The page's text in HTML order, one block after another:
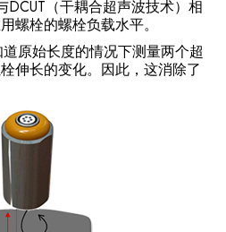
DCUT（干耦合超声波技术）相
螺栓的螺栓负载水平。
原始长度的情况下测量两个超
伸长的变化。因此，这消除了